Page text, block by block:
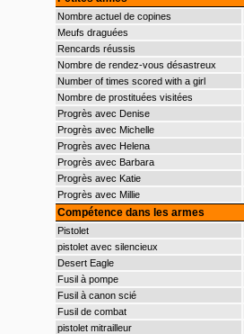
Nombre actuel de copines
Meufs draguées
Rencards réussis
Nombre de rendez-vous désastreux
Number of times scored with a girl
Nombre de prostituées visitées
Progrès avec Denise
Progrès avec Michelle
Progrès avec Helena
Progrès avec Barbara
Progrès avec Katie
Progrès avec Millie
Compétence dans les armes
Pistolet
pistolet avec silencieux
Desert Eagle
Fusil à pompe
Fusil à canon scié
Fusil de combat
pistolet mitrailleur